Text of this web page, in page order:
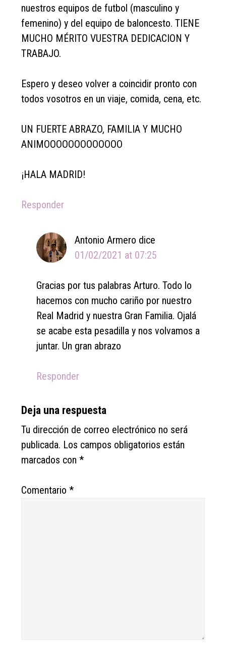
nuestros equipos de futbol (masculino y
femenino) y del equipo de baloncesto. TIENE
MUCHO MÉRITO VUESTRA DEDICACION Y
TRABAJO.
Espero y deseo volver a coincidir pronto con
todos vosotros en un viaje, comida, cena, etc.
UN FUERTE ABRAZO, FAMILIA Y MUCHO
ANIMOOOOOOOOOOOOO
¡HALA MADRID!
Responder
Antonio Armero dice
01/02/2021 at 07:25
Gracias por tus palabras Arturo. Todo lo
hacemos con mucho cariño por nuestro
Real Madrid y nuestra Gran Familia. Ojalá
se acabe esta pesadilla y nos volvamos a
juntar. Un gran abrazo
Responder
Deja una respuesta
Tu dirección de correo electrónico no será
publicada. Los campos obligatorios están
marcados con*
Comentario*